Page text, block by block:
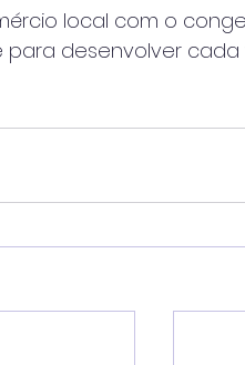
local com o
desenvolver cada